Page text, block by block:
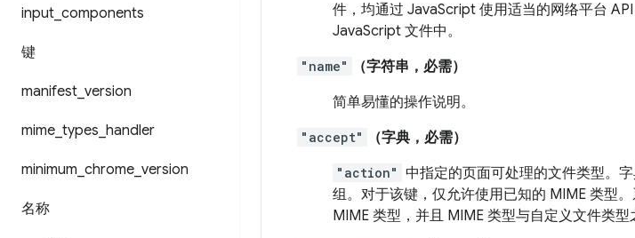
input components
键
manifest version
mime types handler
minimum chrome version
名称
件，均通过 JavaScript 使用适当的网络平台
JavaScript 文件中。
"name"
（字符串，必需）
简单易懂的操作说明。
"accept" （字典，必需）
"action" 中指定的页面可处理的文件类型。
组。对于该键，仅允许使用已知的 MIME 类型
MIME 类型，并且 MIME 类型与自定义文件类型